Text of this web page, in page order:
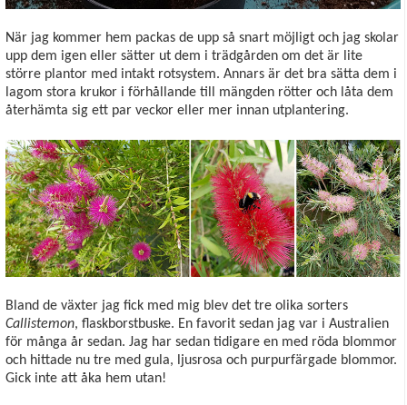
När jag kommer hem packas de upp så snart möjligt och jag skolar
upp dem igen eller sätter ut dem i trädgården om det är lite
större plantor med intakt rotsystem. Annars är det bra sätta dem i
lagom stora krukor i förhållande till mängden rötter och låta dem
återhämta sig ett par veckor eller mer innan utplantering.
Bland de växter jag fick med mig blev det tre olika sorters
Callistemon, flaskborstbuske. En favorit sedan jag var i Australien
för många år sedan. Jag har sedan tidigare en med röda blommor
och hittade nu tre med gula, ljusrosa och purpurfärgade blommor.
Gick inte att åka hem utan!